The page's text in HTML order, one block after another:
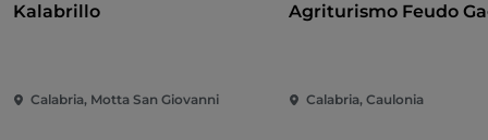
Kalabrillo
Calabria, Motta San Giovanni
Agriturismo Feudo
Calabria, Caulonia